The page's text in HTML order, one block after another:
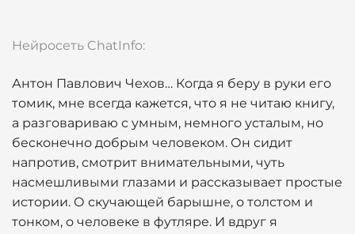
Нейросеть ChatInfo:
Антон Павлович Чехов… Когда я беру в руки его
томик, мне всегда кажется, что я не читаю книгу,
а разговариваю с умным, немного усталым, но
бесконечно добрым человеком. Он сидит
напротив, смотрит внимательными, чуть
насмешливыми глазами и рассказывает простые
истории. О скучающей барышне, о толстом и
тонком, о человеке в футляре. И вдруг я